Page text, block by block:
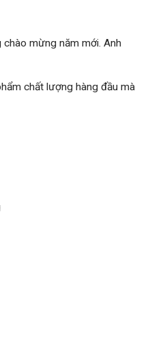
chào mừng năm mới. Anh
chất lượng hàng đầu mà